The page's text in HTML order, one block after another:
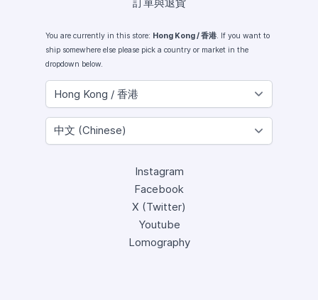
You are currently in this store: Hong Kong / 香港. If you want to
ship somewhere else please pick a country or market in the
dropdown below.
Instagram
Facebook
X (Twitter)
Youtube
Lomography